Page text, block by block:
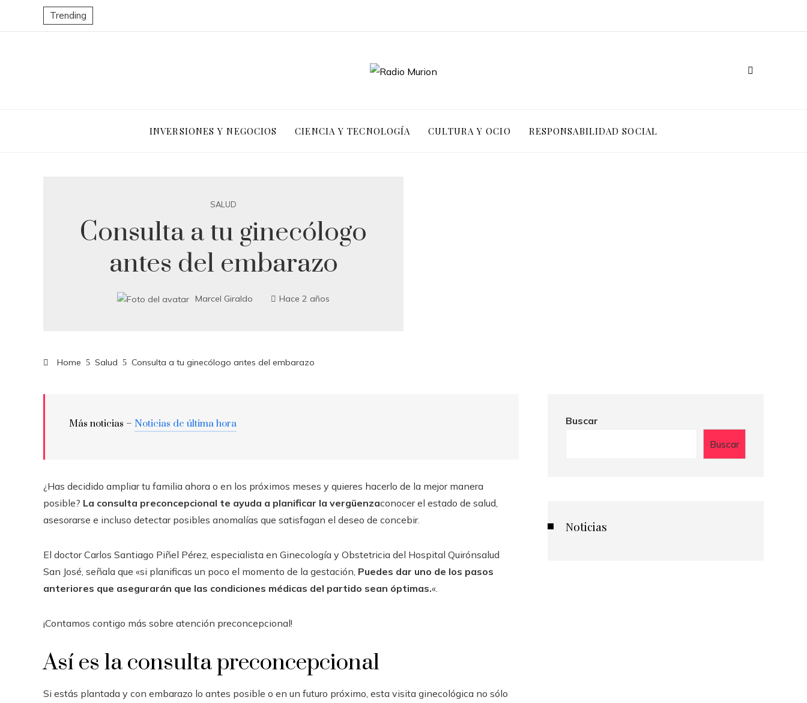
Trending
INVERSIONES Y NEGOCIOS CIENCIA Y TECNOLOGÍA CULTURA Y OCIO RESPONSABILIDAD SOCIAL
SALUD
Consulta a tu ginecólogo
antes del embarazo
Marcel Giraldo Hace 2 años
Home Salud Consulta a tu ginecólogo antes del embarazo
Más noticias – Noticias de última hora
¿Has decidido ampliar tu familia ahora o en los próximos meses y quieres hacerlo de la mejor manera
posible? La consulta preconcepcional te ayuda a planificar la vergüenzaconocer el estado de salud,
asesorarse e incluso detectar posibles anomalías que satisfagan el deseo de concebir.
El doctor Carlos Santiago Piñel Pérez, especialista en Ginecología y Obstetricia del Hospital Quirónsalud
San José, señala que «si planificas un poco el momento de la gestación, Puedes dar uno de los pasos
anteriores que asegurarán que las condiciones médicas del partido sean óptimas.«.
¡Contamos contigo más sobre atención preconcepcional!
Así es la consulta preconcepcional
Si estás plantada y con embarazo lo antes posible o en un futuro próximo, esta visita ginecológica no sólo
Buscar
Buscar
Noticias